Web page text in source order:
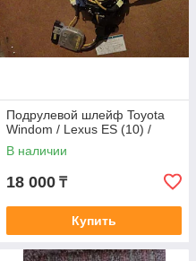
Подрулевой шлейф Toyota
Windom / Lexus ES (10) /
В наличии
18 000 ₸
Купить